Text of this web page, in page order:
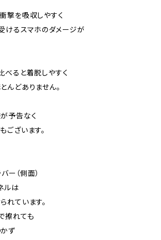
撃を吸収しやすく
けるスマホのダメージが
べると着脱しやすく
んどありません。
予告なく
ございます。
ー（側面）
ルは
れています。
擦れても
ず